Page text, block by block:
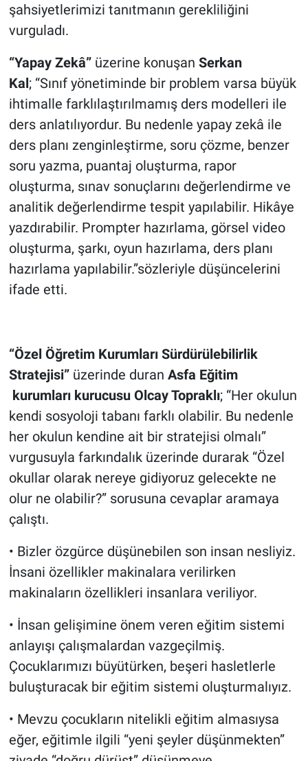
şahsiyetlerimizi tanıtmanın gerekliliğini
vurguladı.
“Yapay Zekâ” üzerine konuşan Serkan
Kal; “Sınıf yönetiminde bir problem varsa büyük
ihtimalle farklılaştırılmamış ders modelleri ile
ders anlatılıyordur. Bu nedenle yapay zekâ ile
ders planı zenginleştirme, soru çözme, benzer
soru yazma, puantaj oluşturma, rapor
oluşturma, sınav sonuçlarını değerlendirme ve
analitik değerlendirme tespit yapılabilir. Hikâye
yazdırabilir. Prompter hazırlama, görsel video
oluşturma, şarkı, oyun hazırlama, ders planı
hazırlama yapılabilir.”sözleriyle düşüncelerini
ifade etti.
“Özel Öğretim Kurumları Sürdürülebilirlik
Stratejisi” üzerinde duran Asfa Eğitim
kurumlarıkurucusu Olcay Topraklı; “Her okulun
kendi sosyoloji tabanı farklı olabilir. Bu nedenle
her okulun kendine ait bir stratejisi olmalı”
vurgusuyla farkındalık üzerinde durarak “Özel
okullar olarak nereye gidiyoruz gelecekte ne
olur ne olabilir?” sorusuna cevaplar aramaya
çalıştı.
• Bizler özgürce düşünebilen son insan nesliyiz.
İnsani özellikler makinalara verilirken
makinaların özellikleri insanlara veriliyor.
• İnsan gelişimine önem veren eğitim sistemi
anlayışı çalışmalardan vazgeçilmiş.
Çocuklarımızı büyütürken, beşeri hasletlerle
buluşturacak bir eğitim sistemi oluşturmalıyız.
• Mevzu çocukların nitelikli eğitim almasıysa
eğer, eğitimle ilgili “yeni şeyler düşünmekten”